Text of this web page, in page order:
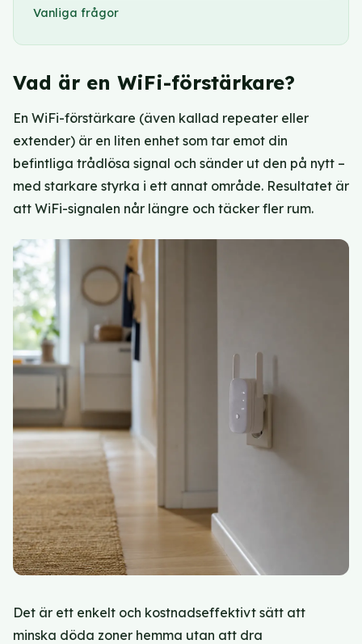
Vanliga frågor
Vad är en WiFi-förstärkare?
En WiFi-förstärkare (även kallad repeater eller
extender) är en liten enhet som tar emot din
befintliga trådlösa signal och sänder ut den på nytt –
med starkare styrka i ett annat område. Resultatet är
att WiFi-signalen når längre och täcker fler rum.
Det är ett enkelt och kostnadseffektivt sätt att
minska döda zoner hemma utan att dra